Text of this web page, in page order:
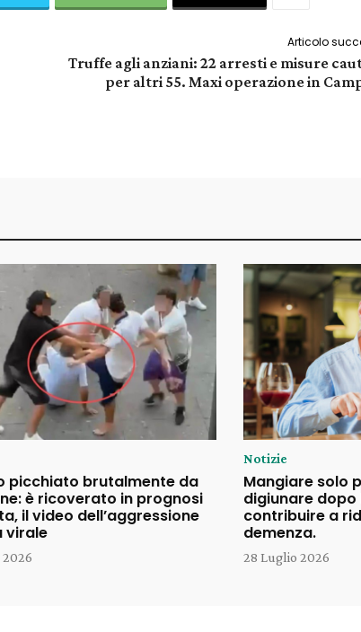
Articolo
Truffe agli anziani: 22 arresti e misure
per altri 55. Maxi operazione in
picchiato brutalmente da
è ricoverato in prognosi
il video dell’aggressione
virale
Notizie
Mangiare solo
digiunare dopo
contribuire a
demenza.
28 Luglio 2026